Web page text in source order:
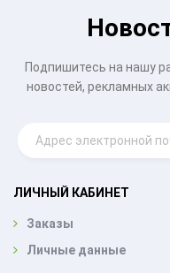
Подпишитесь на нашу
новостей, рекламных
ЛИЧНЫЙ КАБИНЕТ
Заказы
Личные данные